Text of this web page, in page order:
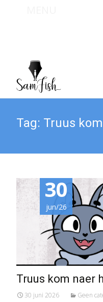
Tag: Truus
30
jun/26
Truus kom naer
30 juni 2026 Geen